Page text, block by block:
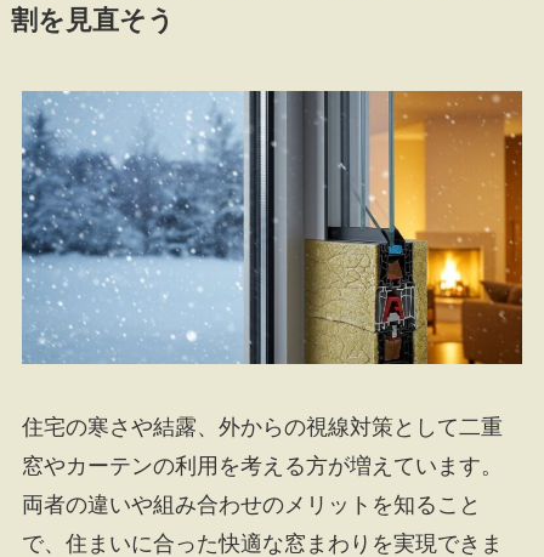
割を見直そう
住宅の寒さや結露、外からの視線対策として二重
窓やカーテンの利用を考える方が増えています。
両者の違いや組み合わせのメリットを知ること
で、住まいに合った快適な窓まわりを実現できま